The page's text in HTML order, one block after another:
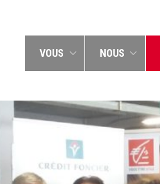
VOUS NOUS